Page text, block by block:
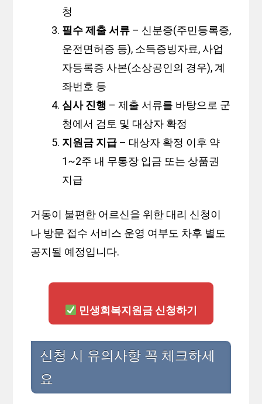
청
필수 제출 서류 – 신분증(주민등록증,
운전면허증 등), 소득증빙자료, 사업
자등록증 사본(소상공인의 경우), 계
좌번호 등
심사 진행 – 제출 서류를 바탕으로 군
청에서 검토 및 대상자 확정
지원금 지급 – 대상자 확정 이후 약
1~2주 내 무통장 입금 또는 상품권
지급
거동이 불편한 어르신을 위한 대리 신청이
나 방문 접수 서비스 운영 여부도 차후 별도
공지될 예정입니다.
민생회복지원금 신청하기
신청 시 유의사항 꼭 체크하세
요